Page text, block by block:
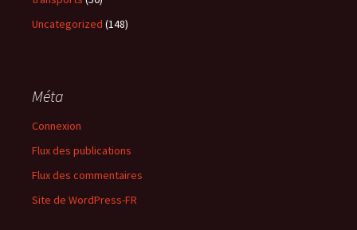
Uncategorized (148)
Méta
Connexion
Flux des publications
Flux des commentaires
Site de WordPress-FR